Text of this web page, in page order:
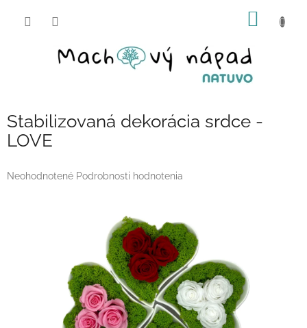
Stabilizovaná dekorácia srdce -
LOVE
Priemerné
Neohodnotené Podrobnosti hodnotenia